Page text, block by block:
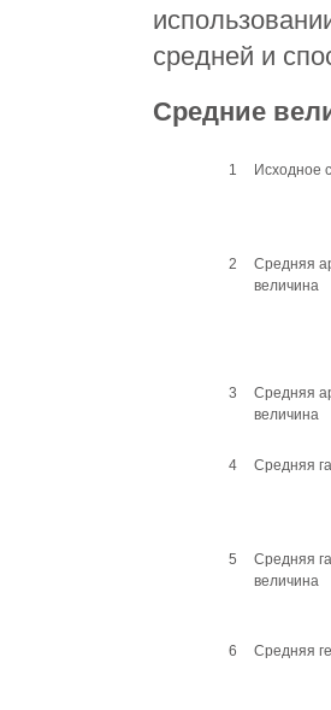
средней и
Средние
1 Исходное
2
Средняя
величина
3
Средняя
величина
4 Средняя
5
Средняя
величина
6 Средняя